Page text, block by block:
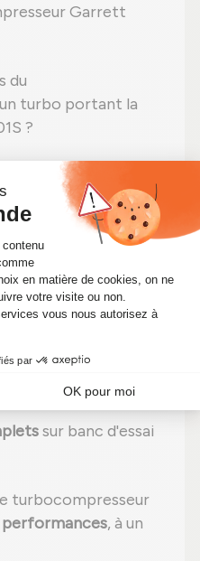
Garrett
du
turbo portant la
?
total pour un
professionnel pour
;
des pièces
avec des réglages
du
sur banc d'essai
turbocompresseur
performances, à un